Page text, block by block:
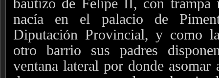
bautizo de Felipe II, con
nacía en el palacio de
Diputación Provincial, y como
otro barrio sus padres
ventana lateral por donde